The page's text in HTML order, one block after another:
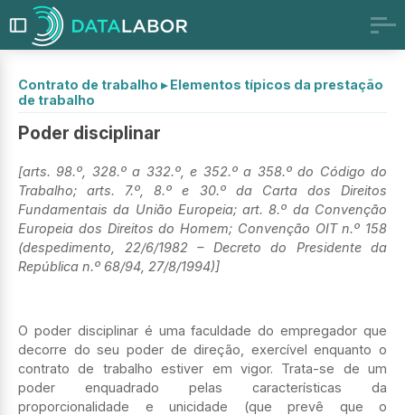
Contrato de trabalho ▸Elementos típicos da prestação
de trabalho
Poder disciplinar
[arts. 98.º, 328.º a 332.º, e 352.º a 358.º do Código do
Trabalho; arts. 7.º, 8.º e 30.º da Carta dos Direitos
Fundamentais da União Europeia; art. 8.º da Convenção
Europeia dos Direitos do Homem; Convenção OIT n.º 158
(despedimento, 22/6/1982 – Decreto do Presidente da
República n.º 68/94, 27/8/1994)]
O poder disciplinar é uma faculdade do empregador que
decorre do seu poder de direção, exercível enquanto o
contrato de trabalho estiver em vigor. Trata-se de um
poder enquadrado pelas características da
proporcionalidade e unicidade (que prevê que o